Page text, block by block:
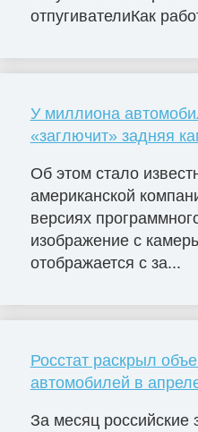
отпугивателиКак
У миллиона
«заглючит» задняя
Об этом стало
американской
версиях
изображение с
отображается с за...
Росстат раскрыл
автомобилей в
За месяц российские